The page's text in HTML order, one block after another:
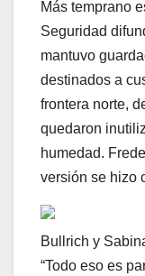
Más temprano
Seguridad
mantuvo
destinados a
frontera norte,
quedaron
humedad.
versión se hizo
Bullrich y
“Todo eso es